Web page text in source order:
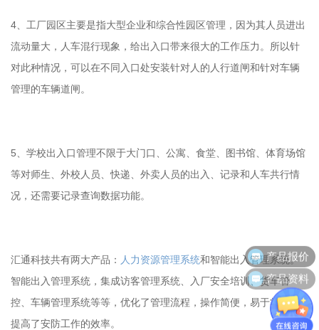
4、工厂园区主要是指大型企业和综合性园区管理，因为其人员进出
流动量大，人车混行现象，给出入口带来很大的工作压力。所以针
对此种情况，可以在不同入口处安装针对人的人行道闸和针对车辆
管理的车辆道闸。
5、学校出入口管理不限于大门口、公寓、食堂、图书馆、体育场馆
等对师生、外校人员、快递、外卖人员的出入、记录和人车共行情
况，还需要记录查询数据功能。
汇通科技共有两大产品： 人力资源管理系统和智能出入管理系统。
智能出入管理系统，集成访客管理系统、入厂安全培训、货车管
控、车辆管理系统等等，优化了管理流程，操作简便，易于掌握，
提高了安防工作的效率。
产品资料